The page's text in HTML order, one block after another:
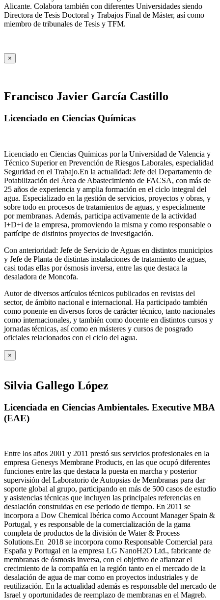
Alicante. Colabora también con diferentes Universidades siendo
Directora de Tesis Doctoral y Trabajos Final de Máster, así como
miembro de tribunales de Tesis y TFM.
×
Francisco Javier García Castillo
Licenciado en Ciencias Químicas
Licenciado en Ciencias Químicas por la Universidad de Valencia y
Técnico Superior en Prevención de Riesgos Laborales, especialidad
Seguridad en el Trabajo.En la actualidad: Jefe del Departamento de
Potabilización del Área de Abastecimiento de FACSA, con más de
25 años de experiencia y amplia formación en el ciclo integral del
agua. Especializado en la gestión de servicios, proyectos y obras, y
sobre todo en procesos de tratamientos de aguas, y especialmente
por membranas. Además, participa activamente de la actividad
I+D+i de la empresa, promoviendo la misma y como responsable o
partícipe de distintos proyectos de investigación.
Con anterioridad: Jefe de Servicio de Aguas en distintos municipios
y Jefe de Planta de distintas instalaciones de tratamiento de aguas,
casi todas ellas por ósmosis inversa, entre las que destaca la
desaladora de Moncofa.
Autor de diversos artículos técnicos publicados en revistas del
sector, de ámbito nacional e internacional. Ha participado también
como ponente en diversos foros de carácter técnico, tanto nacionales
como internacionales, y también como docente en distintos cursos y
jornadas técnicas, así como en másteres y cursos de posgrado
oficiales relacionados con el ciclo del agua.
×
Silvia Gallego López
Licenciada en Ciencias Ambientales. Executive MBA
(EAE)
Entre los años 2001 y 2011 prestó sus servicios profesionales en la
empresa Genesys Membrane Products, en las que ocupó diferentes
funciones entre las que destaca la puesta en marcha y posterior
supervisión del Laboratorio de Autopsias de Membranas para dar
soporte global al grupo, participando en más de 500 casos de estudio
y asistencias técnicas que incluyen las principales referencias en
desalación construidas en ese periodo de tiempo. En 2011 se
incorpora a Dow Chemical Ibérica como Account Manager Spain &
Portugal, y es responsable de la comercialización de la gama
completa de productos de la división de Water & Process
Solutions.En 2018 se incorpora como Responsable Comercial para
España y Portugal en la empresa LG NanoH2O Ltd., fabricante de
membranas de ósmosis inversa, con el objetivo de afianzar el
crecimiento de la compañía en la región tanto en el mercado de la
desalación de agua de mar como en proyectos industriales y de
reutilización. En la actualidad además es responsable del mercado de
Israel y oportunidades de reemplazo de membranas en el Magreb.